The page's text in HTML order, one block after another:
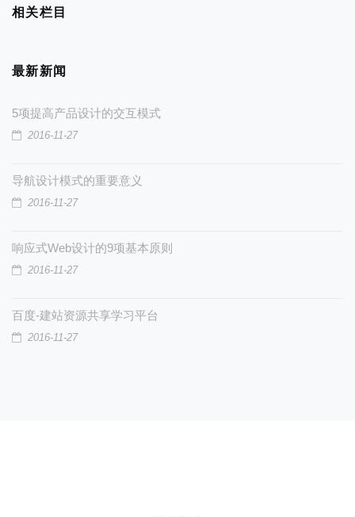
相关栏目
最新新闻
5项提高产品设计的交互模式
2016-11-27
导航设计模式的重要意义
2016-11-27
响应式Web设计的9项基本原则
2016-11-27
百度-建站资源共享学习平台
2016-11-27